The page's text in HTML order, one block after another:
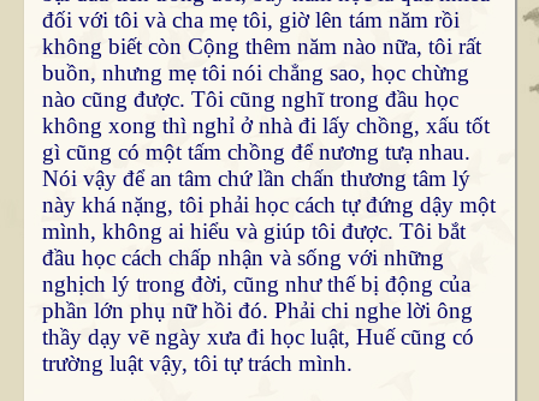
đối với tôi và cha mẹ tôi, giờ lên tám năm rồi
không biết còn Cộng thêm năm nào nữa, tôi rất
buồn, nhưng mẹ tôi nói chẳng sao, học chừng
nào cũng được. Tôi cũng nghĩ trong đầu học
không xong thì nghỉ ở nhà đi lấy chồng, xấu tốt
gì cũng có một tấm chồng để nương tưạ nhau.
Nói vậy để an tâm chứ lần chấn thương tâm lý
này khá nặng, tôi phải học cách tự đứng dậy một
mình, không ai hiểu và giúp tôi được. Tôi bắt
đầu học cách chấp nhận và sống với những
nghịch lý trong đời, cũng như thế bị động của
phần lớn phụ nữ hồi đó. Phải chi nghe lời ông
thầy dạy vẽ ngày xưa đi học luật, Huế cũng có
trường luật vậy, tôi tự trách mình.